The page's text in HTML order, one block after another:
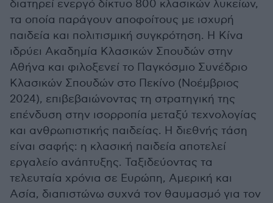
διατηρεί ενεργό δίκτυο 800 κλασικών λυκείων,
τα οποία παράγουν αποφοίτους με ισχυρή
παιδεία και πολιτισμική συγκρότηση. Η Κίνα
ιδρύει Ακαδημία Κλασικών Σπουδών στην
Αθήνα και φιλοξενεί το Παγκόσμιο Συνέδριο
Κλασικών Σπουδών στο Πεκίνο (Νοέμβριος
2024), επιβεβαιώνοντας τη στρατηγική της
επένδυση στην ισορροπία μεταξύ τεχνολογίας
και ανθρωπιστικής παιδείας. Η διεθνής τάση
είναι σαφής: η κλασική παιδεία αποτελεί
εργαλείο ανάπτυξης. Ταξιδεύοντας τα
τελευταία χρόνια σε Ευρώπη, Αμερική και
Ασία, διαπιστώνω συχνά τον θαυμασμό για τον